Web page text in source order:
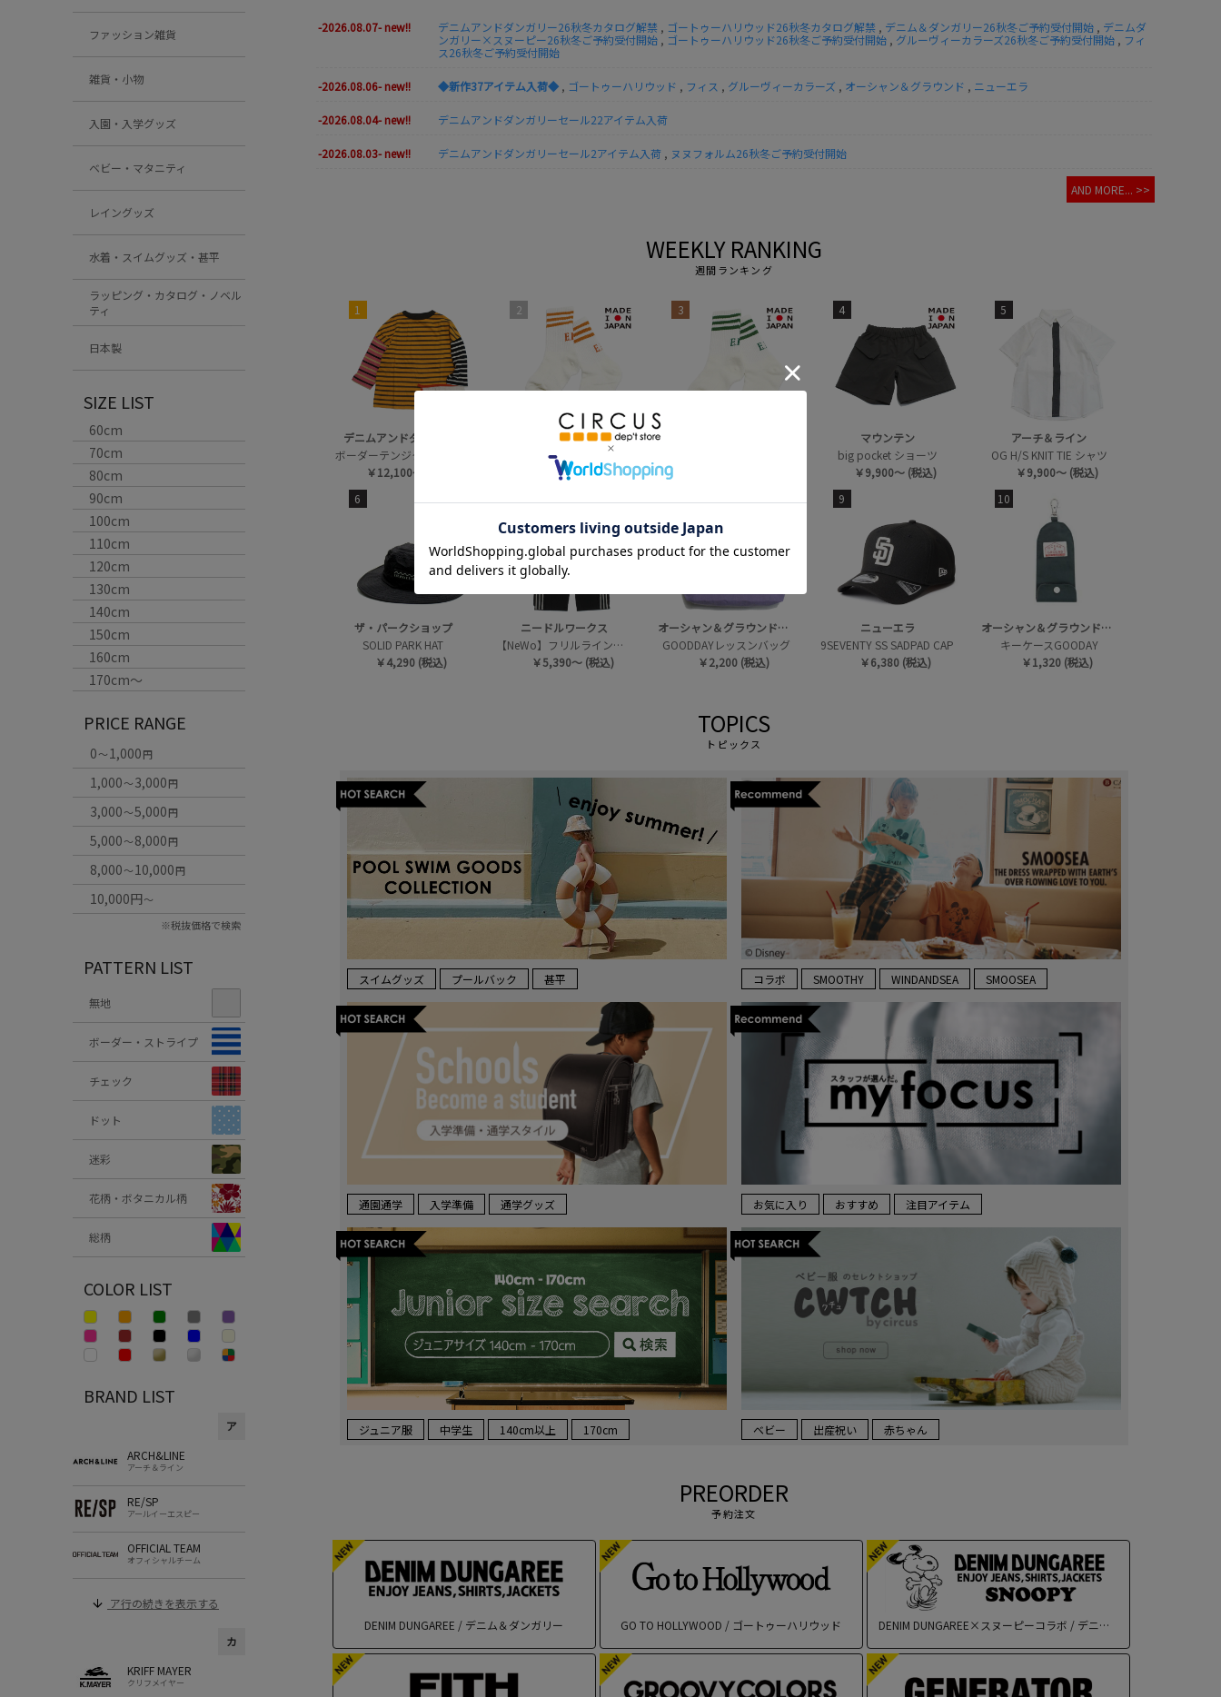
ファッション雑貨
雑貨・小物
入園・入学グッズ
ベビー・マタニティ
レイングッズ
水着・スイムグッズ・甚平
ラッピング・カタログ・ノベル
ティ
日本製
SIZE LIST
60cm
70cm
80cm
90cm
100cm
110cm
120cm
130cm
140cm
150cm
160cm
170cm〜
PRICE RANGE
0～ 1,000円
1,000～3,000円
3,000～5,000円
5,000～8,000円
8,000～ 10,000円
10,000円～
※税抜価格で検索
PATTERN LIST
無地
ボーダー・ストライプ
チェック
ドット
迷彩
花柄・ボタニカル柄
総柄
COLOR LIST
BRAND LIST
ア
ARCH&LINE
アーチ＆ライン
RE/SP
アールイーエスピー
OFFICIAL TEAM
オフィシャルチーム
ア行の続きを表示する
カ
KRIFF MAYER
クリフメイヤー
-2026.08.07- new!! デニムアンドダンガリー26秋冬カタログ解禁 , ゴートゥーハリウッド26秋冬カタログ解禁 , デニム＆ダンガリー26秋冬ご予約受付開始 , デニムダ
ンガリー×スヌーピー26秋冬ご予約受付開始 , ゴートゥーハリウッド26秋冬ご予約受付開始 , グルーヴィーカラーズ26秋冬ご予約受付開始 , フィ
ス26秋冬ご予約受付開始
-2026.08.06- new!! ◆新作37アイテム入荷◆ , ゴートゥーハリウッド , フィス , グルーヴィーカラーズ , オーシャン＆グラウンド , ニューエラ
-2026.08.04- new!! デニムアンドダンガリーセール22アイテム入荷
-2026.08.03- new!! デニムアンドダンガリーセール2アイテム入荷 , ヌヌフォルム26秋冬ご予約受付開始
AND MORE... >>
WEEKLY RANKING
週間ランキング
1
デニムアンドダンガリー
￥12,100～ (税込)
2
イーストエンドハイランダーズ
ラインソックス
￥1,320 (税込)
3 4
マウンテン
big pocket ショーツ
￥9,900～ (税込)
5
アーチ＆ライン
OG H/S KNIT TIE シャツ
￥9,900～ (税込)
6
ザ・パークショップ
SOLID PARK HAT
￥4,290 (税込)
ニードルワークス
【NeWo】フリルラインパンツ
￥5,390～ (税込)
オーシャン＆グラウンドグッズ
GOODDAYレッスンバッグ
￥2,200 (税込)
9
ニューエラ
9SEVENTY SS SADPAD CAP
￥6,380 (税込)
10
オーシャン＆グラウンドグッズ
キーケースGOODAY
￥1,320 (税込)
TOPICS
トピックス
スイムグッズ プールバック 甚平 コラボ SMOOTHY WINDANDSEA SMOOSEA
通園通学 入学準備 通学グッズ お気に入り おすすめ 注目アイテム
ジュニア服 中学生 140cm以上 170cm ベビー 出産祝い 赤ちゃん
PREORDER
予約注文
DENIM DUNGAREE / デニム＆ダンガリー GO TO HOLLYWOOD / ゴートゥーハリウッド DENIM DUNGAREE×スヌーピーコラボ / デニムダンガリー×スヌーピー